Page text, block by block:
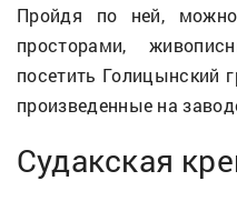
Пройдя по ней,
просторами,
посетить Голицынский
произведенные на
Судакская